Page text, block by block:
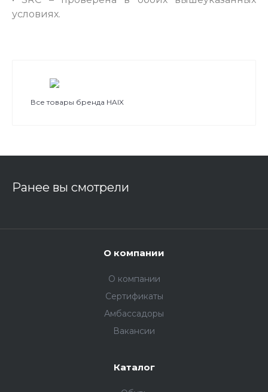
условиях.
Все товары бренда HAIX
Ранее вы смотрели
О компании
О компании
Сертификаты
Амбассадоры
Вакансии
Каталог